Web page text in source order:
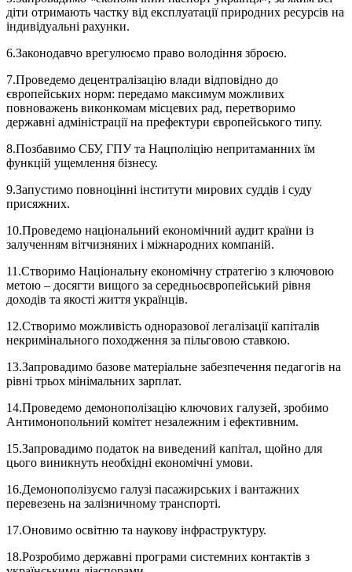
діти отримають частку від експлуатації природних ресурсів на
індивідуальні рахунки.
6.Законодавчо врегулюємо право володіння зброєю.
7.Проведемо децентралізацію влади відповідно до
європейських норм: передамо максимум можливих
повноважень виконкомам місцевих рад, перетворимо
державні адміністрації на префектури європейського типу.
8.Позбавимо СБУ, ГПУ та Нацполіцію непритаманних їм
функцій ущемлення бізнесу.
9.Запустимо повноцінні інститути мирових суддів і суду
присяжних.
10.Проведемо національний економічний аудит країни із
залученням вітчизняних і міжнародних компаній.
11.Створимо Національну економічну стратегію з ключовою
метою – досягти вищого за середньоєвропейський рівня
доходів та якості життя українців.
12.Створимо можливість одноразової легалізації капіталів
некримінального походження за пільговою ставкою.
13.Запровадимо базове матеріальне забезпечення педагогів на
рівні трьох мінімальних зарплат.
14.Проведемо демонополізацію ключових галузей, зробимо
Антимонопольний комітет незалежним і ефективним.
15.Запровадимо податок на виведений капітал, щойно для
цього виникнуть необхідні економічні умови.
16.Демонополізуємо галузі пасажирських і вантажних
перевезень на залізничному транспорті.
17.Оновимо освітню та наукову інфраструктуру.
18.Розробимо державні програми системних контактів з